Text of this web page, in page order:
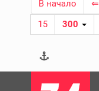
В начало ⇐
15
300